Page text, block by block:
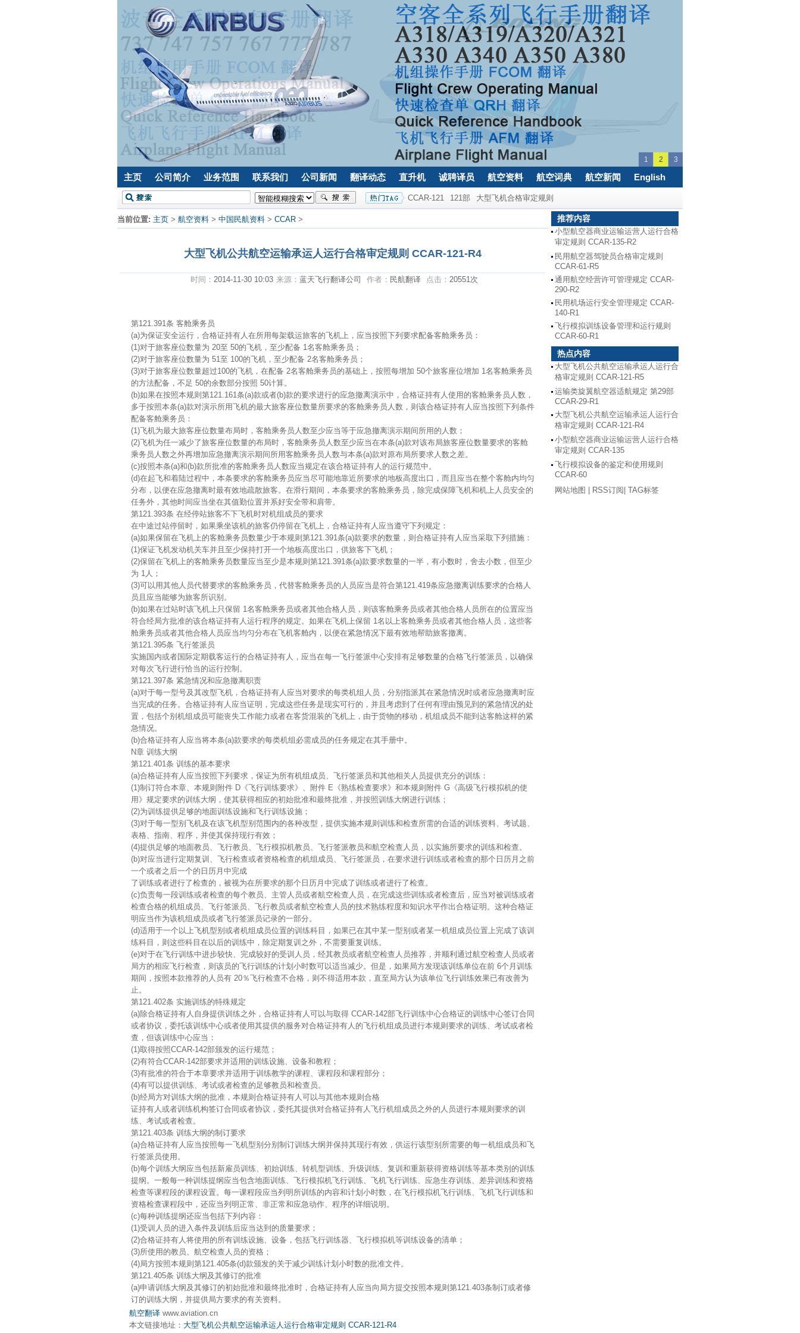
1 2 3
主页 公司简介 业务范围 联系我们 公司新闻 翻译动态 直升机 诚聘译员 航空资料 航空词典 航空新闻 English
CCAR-121 121部 大型飞机合格审定规则
当前位置: 主页 > 航空资料 > 中国民航资料 > CCAR >
大型飞机公共航空运输承运人运行合格审定规则 CCAR-121-R4
时间： 2014-11-30 10:03 来源： 蓝天飞行翻译公司 作者： 民航翻译 点击： 20551次
第121.391条 客舱乘务员
(a)为保证安全运行，合格证持有人在所用每架载运旅客的飞机上，应当按照下列要求配备客舱乘务员：
(1)对于旅客座位数量为 20至 50的飞机，至少配备 1名客舱乘务员；
(2)对于旅客座位数量为 51至 100的飞机，至少配备 2名客舱乘务员；
(3)对于旅客座位数量超过100的飞机，在配备 2名客舱乘务员的基础上，按照每增加 50个旅客座位增加 1名客舱乘务员
的方法配备，不足 50的余数部分按照 50计算。
(b)如果在按照本规则第121.161条(a)款或者(b)款的要求进行的应急撤离演示中，合格证持有人使用的客舱乘务员人数，
多于按照本条(a)款对演示所用飞机的最大旅客座位数量所要求的客舱乘务员人数，则该合格证持有人应当按照下列条件
配备客舱乘务员：
(1)飞机为最大旅客座位数量布局时，客舱乘务员人数至少应当等于应急撤离演示期间所用的人数；
(2)飞机为任一减少了旅客座位数量的布局时，客舱乘务员人数至少应当在本条(a)款对该布局旅客座位数量要求的客舱
乘务员人数之外再增加应急撤离演示期间所用客舱乘务员人数与本条(a)款对原布局所要求人数之差。
(c)按照本条(a)和(b)款所批准的客舱乘务员人数应当规定在该合格证持有人的运行规范中。
(d)在起飞和着陆过程中，本条要求的客舱乘务员应当尽可能地靠近所要求的地板高度出口，而且应当在整个客舱内均匀
分布，以便在应急撤离时最有效地疏散旅客。在滑行期间，本条要求的客舱乘务员，除完成保障飞机和机上人员安全的
任务外，其他时间应当坐在其值勤位置并系好安全带和肩带。
第121.393条 在经停站旅客不下飞机时对机组成员的要求
在中途过站停留时，如果乘坐该机的旅客仍停留在飞机上，合格证持有人应当遵守下列规定：
(a)如果保留在飞机上的客舱乘务员数量少于本规则第121.391条(a)款要求的数量，则合格证持有人应当采取下列措施：
(1)保证飞机发动机关车并且至少保持打开一个地板高度出口，供旅客下飞机；
(2)保留在飞机上的客舱乘务员数量应当至少是本规则第121.391条(a)款要求数量的一半，有小数时，舍去小数，但至少
为 1人；
(3)可以用其他人员代替要求的客舱乘务员，代替客舱乘务员的人员应当是符合第121.419条应急撤离训练要求的合格人
员且应当能够为旅客所识别。
(b)如果在过站时该飞机上只保留 1名客舱乘务员或者其他合格人员，则该客舱乘务员或者其他合格人员所在的位置应当
符合经局方批准的该合格证持有人运行程序的规定。如果在飞机上保留 1名以上客舱乘务员或者其他合格人员，这些客
舱乘务员或者其他合格人员应当均匀分布在飞机客舱内，以便在紧急情况下最有效地帮助旅客撤离。
第121.395条 飞行签派员
实施国内或者国际定期载客运行的合格证持有人，应当在每一飞行签派中心安排有足够数量的合格飞行签派员，以确保
对每次飞行进行恰当的运行控制。
第121.397条 紧急情况和应急撤离职责
(a)对于每一型号及其改型飞机，合格证持有人应当对要求的每类机组人员，分别指派其在紧急情况时或者应急撤离时应
当完成的任务。合格证持有人应当证明，完成这些任务是现实可行的，并且考虑到了任何有理由预见到的紧急情况的处
置，包括个别机组成员可能丧失工作能力或者在客货混装的飞机上，由于货物的移动，机组成员不能到达客舱这样的紧
急情况。
(b)合格证持有人应当将本条(a)款要求的每类机组必需成员的任务规定在其手册中。
N章 训练大纲
第121.401条 训练的基本要求
(a)合格证持有人应当按照下列要求，保证为所有机组成员、飞行签派员和其他相关人员提供充分的训练：
(1)制订符合本章、本规则附件 D《飞行训练要求》、附件 E《熟练检查要求》和本规则附件 G《高级飞行模拟机的使
用》规定要求的训练大纲，使其获得相应的初始批准和最终批准，并按照训练大纲进行训练；
(2)为训练提供足够的地面训练设施和飞行训练设施；
(3)对于每一型别飞机及在该飞机型别范围内的各种改型，提供实施本规则训练和检查所需的合适的训练资料、考试题、
表格、指南、程序，并使其保持现行有效；
(4)提供足够的地面教员、飞行教员、飞行模拟机教员、飞行签派教员和航空检查人员，以实施所要求的训练和检查。
(b)对应当进行定期复训、飞行检查或者资格检查的机组成员、飞行签派员，在要求进行训练或者检查的那个日历月之前
一个或者之后一个的日历月中完成
了训练或者进行了检查的，被视为在所要求的那个日历月中完成了训练或者进行了检查。
(c)负责每一段训练或者检查的每个教员、主管人员或者航空检查人员，在完成这些训练或者检查后，应当对被训练或者
检查合格的机组成员、飞行签派员、飞行教员或者航空检查人员的技术熟练程度和知识水平作出合格证明。这种合格证
明应当作为该机组成员或者飞行签派员记录的一部分。
(d)适用于一个以上飞机型别或者机组成员位置的训练科目，如果已在其中某一型别或者某一机组成员位置上完成了该训
练科目，则这些科目在以后的训练中，除定期复训之外，不需要重复训练。
(e)对于在飞行训练中进步较快、完成较好的受训人员，经其教员或者航空检查人员推荐，并顺利通过航空检查人员或者
局方的相应飞行检查，则该员的飞行训练的计划小时数可以适当减少。但是，如果局方发现该训练单位在前 6个月训练
期间，按照本款推荐的人员有 20％飞行检查不合格，则不得适用本款，直至局方认为该单位飞行训练效果已有改善为
止。
第121.402条 实施训练的特殊规定
(a)除合格证持有人自身提供训练之外，合格证持有人可以与取得 CCAR-142部飞行训练中心合格证的训练中心签订合同
或者协议，委托该训练中心或者使用其提供的服务对合格证持有人的飞行机组成员进行本规则要求的训练、考试或者检
查，但该训练中心应当：
(1)取得按照CCAR-142部颁发的运行规范；
(2)有符合CCAR-142部要求并适用的训练设施、设备和教程；
(3)有批准的符合于本章要求并适用于训练教学的课程、课程段和课程部分；
(4)有可以提供训练、考试或者检查的足够教员和检查员。
(b)经局方对训练大纲的批准，本规则合格证持有人可以与其他本规则合格
证持有人或者训练机构签订合同或者协议，委托其提供对合格证持有人飞行机组成员之外的人员进行本规则要求的训
练、考试或者检查。
第121.403条 训练大纲的制订要求
(a)合格证持有人应当按照每一飞机型别分别制订训练大纲并保持其现行有效，供运行该型别所需要的每一机组成员和飞
行签派员使用。
(b)每个训练大纲应当包括新雇员训练、初始训练、转机型训练、升级训练、复训和重新获得资格训练等基本类别的训练
提纲。一般每一种训练提纲应当包含地面训练、飞行模拟机飞行训练、飞机飞行训练、应急生存训练、差异训练和资格
检查等课程段的课程设置。每一课程段应当列明所训练的内容和计划小时数，在飞行模拟机飞行训练、飞机飞行训练和
资格检查课程段中，还应当列明正常、非正常和应急动作、程序的详细说明。
(c)每种训练提纲还应当包括下列内容：
(1)受训人员的进入条件及训练后应当达到的质量要求；
(2)合格证持有人将使用的所有训练设施、设备，包括飞行训练器、飞行模拟机等训练设备的清单；
(3)所使用的教员、航空检查人员的资格；
(4)局方按照本规则第121.405条(d)款颁发的关于减少训练计划小时数的批准文件。
第121.405条 训练大纲及其修订的批准
(a)申请训练大纲及其修订的初始批准和最终批准时，合格证持有人应当向局方提交按照本规则第121.403条制订或者修
订的训练大纲，并提供局方要求的有关资料。
航空翻译 www.aviation.cn
本文链接地址： 大型飞机公共航空运输承运人运行合格审定规则 CCAR-121-R4
推荐内容
小型航空器商业运输运营人运行合格
审定规则 CCAR-135-R2
民用航空器驾驶员合格审定规则
CCAR-61-R5
通用航空经营许可管理规定 CCAR-
290-R2
民用机场运行安全管理规定 CCAR-
140-R1
飞行模拟训练设备管理和运行规则
CCAR-60-R1
热点内容
大型飞机公共航空运输承运人运行合
格审定规则 CCAR-121-R5
运输类旋翼航空器适航规定 第29部
CCAR-29-R1
大型飞机公共航空运输承运人运行合
格审定规则 CCAR-121-R4
小型航空器商业运输运营人运行合格
审定规则 CCAR-135
飞行模拟设备的鉴定和使用规则
CCAR-60
网站地图
RSS订阅 TAG标签